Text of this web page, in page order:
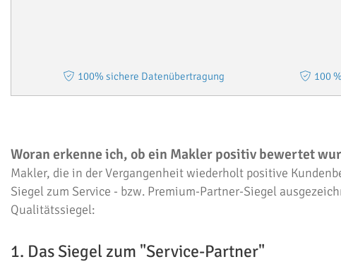
100% sichere Datenübertragung 100
Woran erkenne ich, ob ein Makler positiv bewertet
Makler, die in der Vergangenheit wiederholt positive
Siegel zum Service - bzw. Premium-Partner-Siegel
Qualitätssiegel:
1. Das Siegel zum "Service-Partner"